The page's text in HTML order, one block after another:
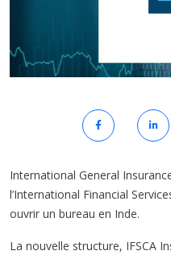
International General
l’International Financial
ouvrir un bureau en Inde.
La nouvelle structure, IFSCA